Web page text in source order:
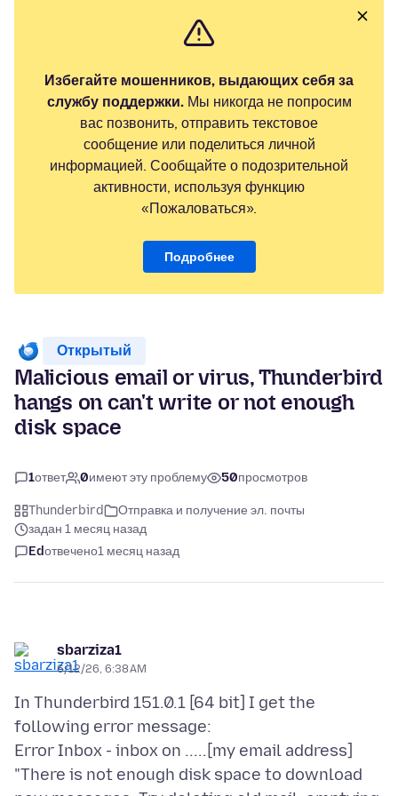
Избегайте мошенников, выдающих себя за
службу поддержки.Мы никогда не попросим
вас позвонить, отправить текстовое
сообщение или поделиться личной
информацией. Сообщайте о подозрительной
активности, используя функцию
«Пожаловаться».
Подробнее
Открытый
Malicious email or virus, Thunderbird
hangs on can't write or not enough
disk space
1ответ 0имеют эту проблему 50просмотров
Thunderbird
Отправка и получение эл. почты
задан 1 месяц назад
Edотвечено1 месяц назад
sbarziza1
6/12/26, 6:38 AM
In Thunderbird 151.0.1 [64 bit] I get the
following error message:
Error Inbox - inbox on .....[my email address]
"There is not enough disk space to download